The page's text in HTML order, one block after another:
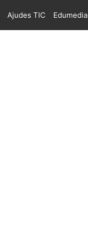
Ajudes TIC Edumedia